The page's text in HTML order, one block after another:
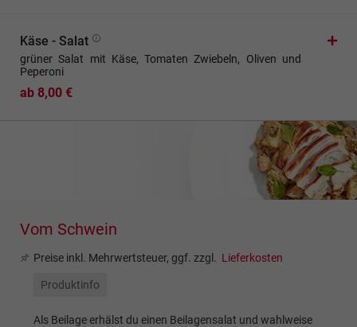
Käse - Salat
grüner Salat mit Käse, Tomaten Zwiebeln, Oliven und
Peperoni
ab 8,00 €
Vom Schwein
Preise inkl. Mehrwertsteuer, ggf. zzgl. Lieferkosten
Produktinfo
Als Beilage erhälst du einen Beilagensalat und wahlweise